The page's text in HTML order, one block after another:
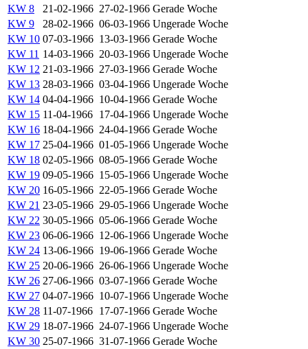
KW 8
21-02-1966 27-02-1966 Gerade Woche
KW 9
28-02-1966 06-03-1966 Ungerade Woche
KW 10 07-03-1966 13-03-1966 Gerade Woche
KW 11 14-03-1966 20-03-1966 Ungerade Woche
KW 12 21-03-1966 27-03-1966 Gerade Woche
KW 13 28-03-1966 03-04-1966 Ungerade Woche
KW 14 04-04-1966 10-04-1966 Gerade Woche
KW 15 11-04-1966 17-04-1966 Ungerade Woche
KW 16 18-04-1966 24-04-1966 Gerade Woche
KW 17 25-04-1966 01-05-1966 Ungerade Woche
KW 18 02-05-1966 08-05-1966 Gerade Woche
KW 19 09-05-1966 15-05-1966 Ungerade Woche
KW 20 16-05-1966 22-05-1966 Gerade Woche
KW 21 23-05-1966 29-05-1966 Ungerade Woche
KW 22 30-05-1966 05-06-1966 Gerade Woche
KW 23 06-06-1966 12-06-1966 Ungerade Woche
KW 24 13-06-1966 19-06-1966 Gerade Woche
KW 25 20-06-1966 26-06-1966 Ungerade Woche
KW 26 27-06-1966 03-07-1966 Gerade Woche
KW 27 04-07-1966 10-07-1966 Ungerade Woche
KW 28 11-07-1966 17-07-1966 Gerade Woche
KW 29 18-07-1966 24-07-1966 Ungerade Woche
KW 30 25-07-1966 31-07-1966 Gerade Woche